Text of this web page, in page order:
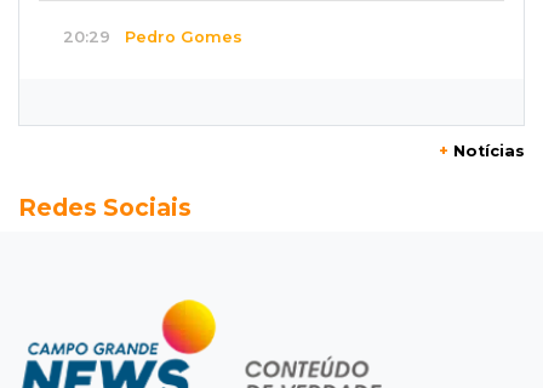
20:29 Pedro Gomes
Pantanal treina em Goiânia antes de jogo que
Campeonato Brasileiro
Remo busca empate com Atlético-MG e segue
na zona de rebaixamento
+ Notícias
Redes Sociais